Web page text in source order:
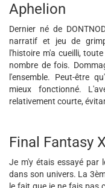
Aphelion
Dernier né de
narratif et jeu de
l'histoire m'a cueilli,
nombre de fois.
l'ensemble. Peut-être
mieux fonctionné.
relativement courte,
Final Fantasy
Je m'y étais essayé par
dans son univers. La